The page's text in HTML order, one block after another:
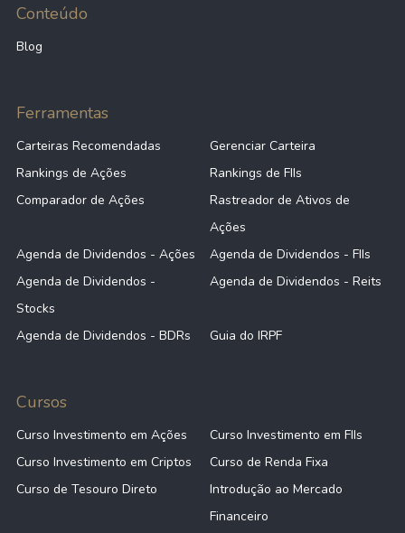
Conteúdo
Blog
Ferramentas
Carteiras Recomendadas
Gerenciar Carteira
Rankings de Ações
Rankings de FIIs
Comparador de Ações
Rastreador de Ativos de
Ações
Agenda de Dividendos - Ações
Agenda de Dividendos - FIIs
Agenda de Dividendos -
Stocks
Agenda de Dividendos - Reits
Agenda de Dividendos - BDRs Guia do IRPF
Cursos
Curso Investimento em Ações
Curso Investimento em FIIs
Curso Investimento em Criptos
Curso de Renda Fixa
Curso de Tesouro Direto
Introdução ao Mercado
Financeiro